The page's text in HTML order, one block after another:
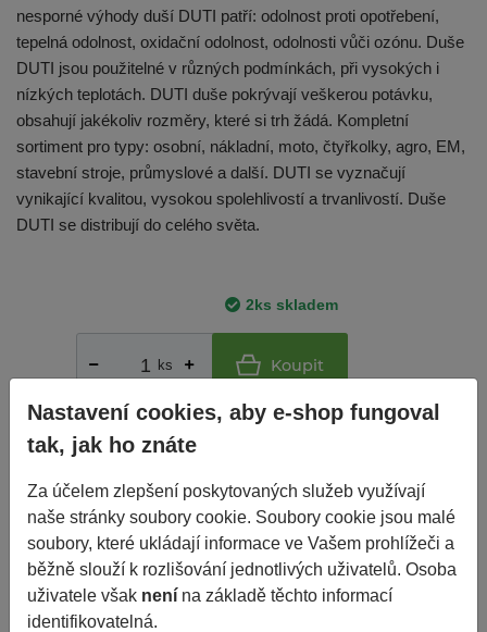
nesporné výhody duší DUTI patří: odolnost proti opotřebení,
tepelná odolnost, oxidační odolnost, odolnosti vůči ozónu. Duše
DUTI jsou použitelné v různých podmínkách, při vysokých i
nízkých teplotách. DUTI duše pokrývají veškerou potávku,
obsahují jakékoliv rozměry, které si trh žádá. Kompletní
sortiment pro typy: osobní, nákladní, moto, čtyřkolky, agro, EM,
stavební stroje, průmyslové a další. DUTI se vyznačují
vynikající kvalitou, vysokou spolehlivostí a trvanlivostí. Duše
DUTI se distribují do celého světa.
2ks skladem
ks Koupit
195 Kč
Porovnat
do 24
hodin
Nelze objednat více kusů
než je skladem.
Základní informace
Nastavení cookies, aby e-shop fungoval
tak, jak ho znáte
Za účelem zlepšení poskytovaných služeb využívají
naše stránky soubory cookie. Soubory cookie jsou malé
soubory, které ukládají informace ve Vašem prohlížeči a
běžně slouží k rozlišování jednotlivých uživatelů. Osoba
uživatele však není na základě těchto informací
identifikovatelná.